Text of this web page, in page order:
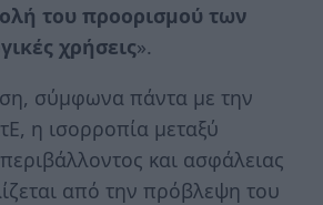
του προορισμού των
χρήσεις».
σύμφωνα πάντα με την
η ισορροπία μεταξύ
και ασφάλειας
από την πρόβλεψη του